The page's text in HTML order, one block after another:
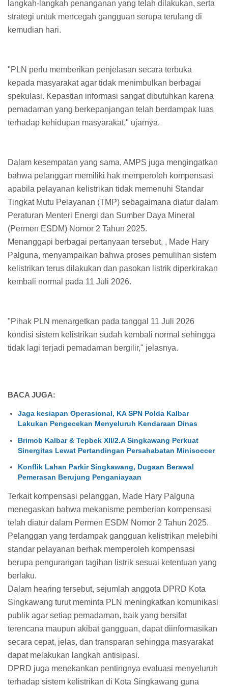
langkah-langkah penanganan yang telah dilakukan, serta
strategi untuk mencegah gangguan serupa terulang di
kemudian hari.
"PLN perlu memberikan penjelasan secara terbuka
kepada masyarakat agar tidak menimbulkan berbagai
spekulasi. Kepastian informasi sangat dibutuhkan karena
pemadaman yang berkepanjangan telah berdampak luas
terhadap kehidupan masyarakat," ujarnya.
Dalam kesempatan yang sama, AMPS juga mengingatkan
bahwa pelanggan memiliki hak memperoleh kompensasi
apabila pelayanan kelistrikan tidak memenuhi Standar
Tingkat Mutu Pelayanan (TMP) sebagaimana diatur dalam
Peraturan Menteri Energi dan Sumber Daya Mineral
(Permen ESDM) Nomor 2 Tahun 2025.
Menanggapi berbagai pertanyaan tersebut, , Made Hary
Palguna, menyampaikan bahwa proses pemulihan sistem
kelistrikan terus dilakukan dan pasokan listrik diperkirakan
kembali normal pada 11 Juli 2026.
"Pihak PLN menargetkan pada tanggal 11 Juli 2026
kondisi sistem kelistrikan sudah kembali normal sehingga
tidak lagi terjadi pemadaman bergilir," jelasnya.
BACA JUGA:
Jaga kesiapan Operasional, KA SPN Polda Kalbar
Lakukan Pengecekan Menyeluruh Kendaraan Dinas
Brimob Kalbar & Tepbek XII/2.A Singkawang Perkuat
Sinergitas Lewat Pertandingan Persahabatan Minisoccer
Konflik Lahan Parkir Singkawang, Dugaan Berawal
Pemerasan Berujung Penganiayaan
Terkait kompensasi pelanggan, Made Hary Palguna
menegaskan bahwa mekanisme pemberian kompensasi
telah diatur dalam Permen ESDM Nomor 2 Tahun 2025.
Pelanggan yang terdampak gangguan kelistrikan melebihi
standar pelayanan berhak memperoleh kompensasi
berupa pengurangan tagihan listrik sesuai ketentuan yang
berlaku.
Dalam hearing tersebut, sejumlah anggota DPRD Kota
Singkawang turut meminta PLN meningkatkan komunikasi
publik agar setiap pemadaman, baik yang bersifat
terencana maupun akibat gangguan, dapat diinformasikan
secara cepat, jelas, dan transparan sehingga masyarakat
dapat melakukan langkah antisipasi.
DPRD juga menekankan pentingnya evaluasi menyeluruh
terhadap sistem kelistrikan di Kota Singkawang guna